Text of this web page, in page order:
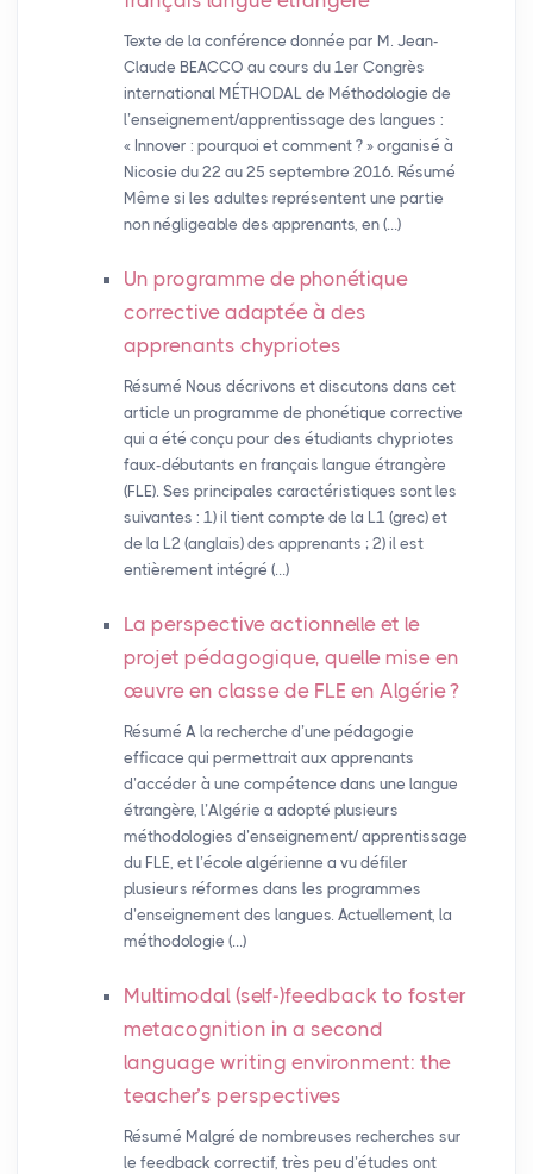
Texte de la conférence donnée par M. Jean-
Claude BEACCO au cours du 1er Congrès
international MÉTHODAL de Méthodologie de
l’enseignement/apprentissage des langues :
« Innover : pourquoi et comment ? » organisé à
Nicosie du 22 au 25 septembre 2016. Résumé
Même si les adultes représentent une partie
non négligeable des apprenants, en (…)
Un programme de phonétique
corrective adaptée à des
apprenants chypriotes
Résumé Nous décrivons et discutons dans cet
article un programme de phonétique corrective
qui a été conçu pour des étudiants chypriotes
faux-débutants en français langue étrangère
(FLE). Ses principales caractéristiques sont les
suivantes : 1) il tient compte de la L1 (grec) et
de la L2 (anglais) des apprenants ; 2) il est
entièrement intégré (…)
La perspective actionnelle et le
projet pédagogique, quelle mise en
œuvre en classe de FLE en Algérie?
Résumé A la recherche d’une pédagogie
efficace qui permettrait aux apprenants
d’accéder à une compétence dans une langue
étrangère, l’Algérie a adopté plusieurs
méthodologies d’enseignement/ apprentissage
du FLE, et l’école algérienne a vu défiler
plusieurs réformes dans les programmes
d’enseignement des langues. Actuellement, la
méthodologie (…)
Multimodal (self-)feedback to foster
metacognition in a second
language writing environment: the
teacher’s perspectives
Résumé Malgré de nombreuses recherches sur
le feedback correctif, très peu d’études ont